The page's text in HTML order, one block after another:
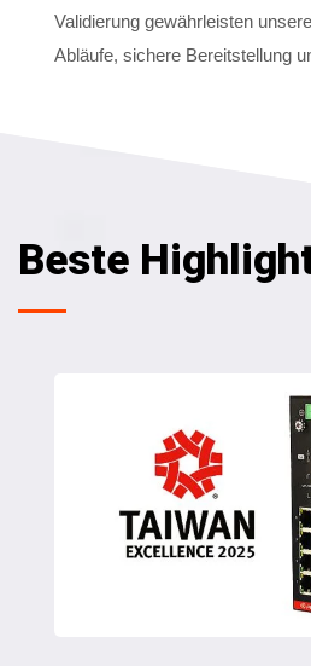
Validierung gewährleisten
Abläufe, sichere Bereitstellung
Beste